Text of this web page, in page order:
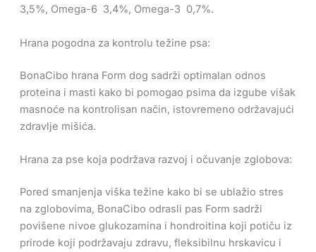
3,5%, Omega-6 3,4%, Omega-3 0,7%.
Hrana pogodna za kontrolu težine psa:
BonaCibo hrana Form dog sadrži optimalan odnos
proteina i masti kako bi pomogao psima da izgube višak
masnoće na kontrolisan način, istovremeno održavajući
zdravlje mišića.
Hrana za pse koja podržava razvoj i očuvanje zglobova:
Pored smanjenja viška težine kako bi se ublažio stres
na zglobovima, BonaCibo odrasli pas Form sadrži
povišene nivoe glukozamina i hondroitina koji potiču iz
prirode koji podržavaju zdravu, fleksibilnu hrskavicu i